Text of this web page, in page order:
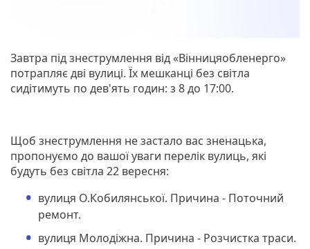
Завтра під знеструмлення від «Вінницяобленерго»
потрапляє дві вулиці. Їх мешканці без світла
сидітимуть по дев'ять годин: з 8 до 17:00.
Щоб знеструмлення не зaстaло вaс зненaцькa,
пропонуємо до вашої уваги перелік вулиць, які
будуть без світла 22 вересня:
вулиця О.Кобилянської. Причина - Поточний
ремонт.
вулиця Молодіжна. Причина - Розчистка траси.